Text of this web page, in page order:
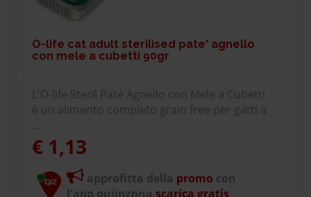
O-life cat adult sterilised pate' agnello
con mele a cubetti 90gr
L'O-life Steril Paté Agnello con Mele a Cubetti
è un alimento completo grain free per gatti a
...
€ 1,13
approfitta della promo con
l'app quiinzona scarica gratis